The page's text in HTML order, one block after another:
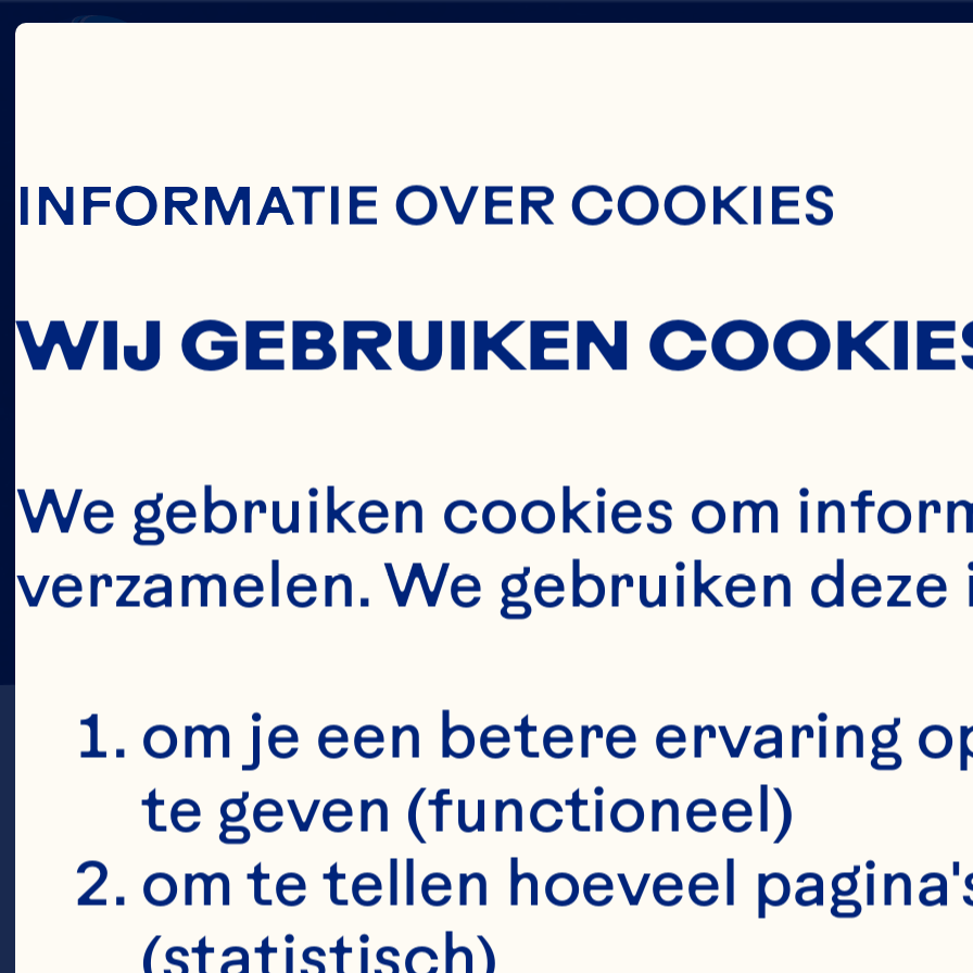
MONISHA
DABEK
INFORMATIE OVER COOKIES
WIJ GEBRUIKEN
We gebruiken cookies om
verzamelen. We gebruiken
om je een betere ervaring
te geven (functioneel)
om te tellen hoeveel
(statistisch)